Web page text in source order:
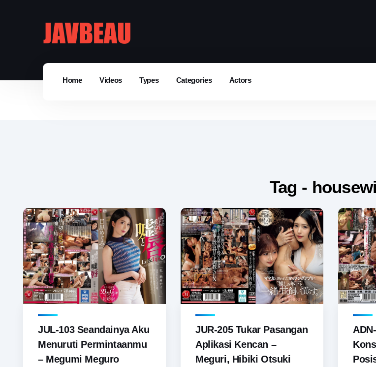
Home Videos Types Categories Actors
Tag -
JUL-103 Seandainya Aku
Menuruti Permintaanmu
– Megumi Meguro
JUR-205 Tukar Pasangan
Aplikasi Kencan –
Meguri, Hibiki Otsuki